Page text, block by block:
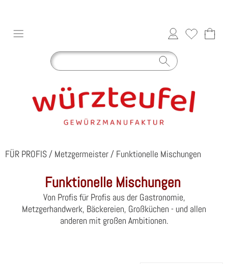
FÜR PROFIS / Metzgermeister / Funktionelle Mischungen
Funktionelle Mischungen
Von Profis für Profis aus der Gastronomie,
Metzgerhandwerk, Bäckereien, Großküchen - und allen
anderen mit großen Ambitionen.